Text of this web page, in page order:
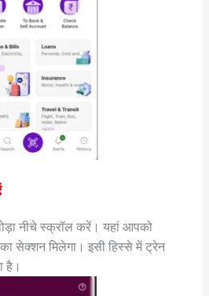
नीचे स्क्रॉल करें। यहां आपको
का सेक्शन मिलेगा। इसी हिस्से में ट्रेन
है।